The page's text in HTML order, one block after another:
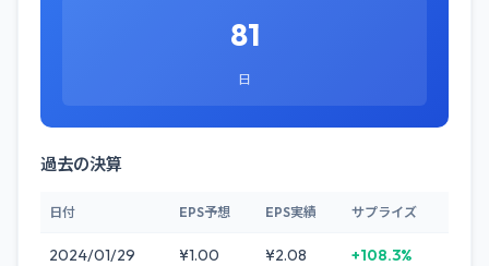
81
日
過去の決算
日付 EPS予想 EPS実績 サプライズ
2024/01/29 ¥1.00 ¥2.08 +108.3%